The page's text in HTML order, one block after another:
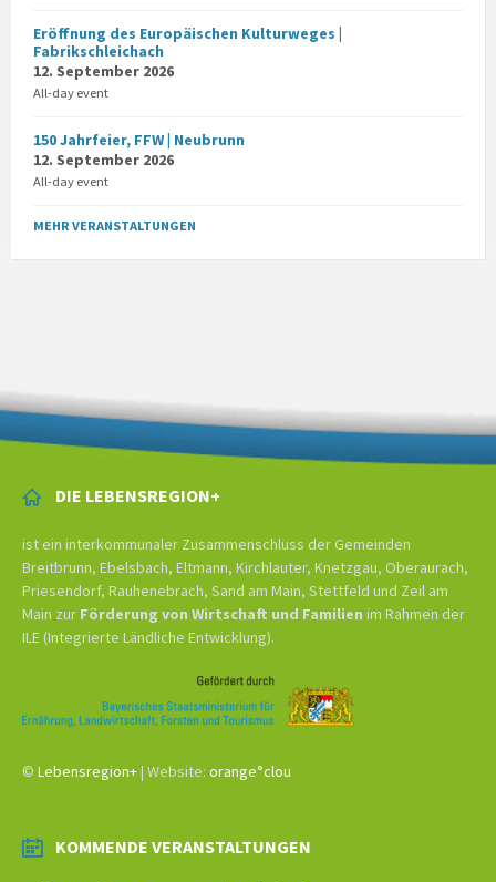
Eröffnung des Europäischen Kulturweges |
Fabrikschleichach
12. September 2026
All-day event
150 Jahrfeier, FFW | Neubrunn
12. September 2026
All-day event
MEHR VERANSTALTUNGEN
DIE LEBENSREGION+
ist ein interkommunaler Zusammenschluss der Gemeinden
Breitbrunn, Ebelsbach, Eltmann, Kirchlauter, Knetzgau, Oberaurach,
Priesendorf, Rauhenebrach, Sand am Main, Stettfeld und Zeil am
Main zur Förderung von Wirtschaft und Familien im Rahmen der
ILE (Integrierte Ländliche Entwicklung).
© Lebensregion+| Website: orange°clou
KOMMENDE VERANSTALTUNGEN